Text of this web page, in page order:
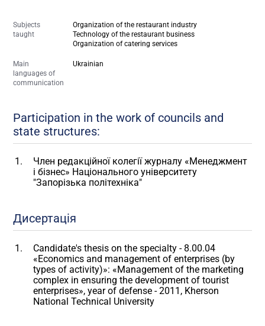
Subjects
taught
Organization of the restaurant industry
Technology of the restaurant business
Organization of catering services
Main
languages of
communication
Ukrainian
Participation in the work of councils and
state structures:
Член редакційної колегії журналу «Менеджмент
і бізнес» Національного університету
"Запорізька політехніка"
Дисертація
Candidate's thesis on the specialty - 8.00.04
«Economics and management of enterprises (by
types of activity)»: «Management of the marketing
complex in ensuring the development of tourist
enterprises», year of defense - 2011, Kherson
National Technical University